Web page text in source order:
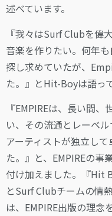
述べています。
『我々はSurf Clubを偉
音楽を作りたい。何年
探し求めていたが、
た。』とHit-Boyは語っ
『EMPIREは、長い間
い、その流通とレーベ
アーティストが独立し
た。』と、EMPIREの事
付け加えました。『Hit
とSurf Clubチームの情
は、EMPIRE出版の理念